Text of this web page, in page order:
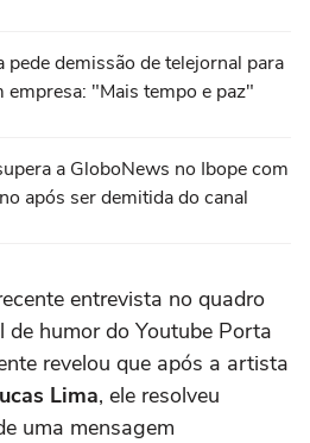
pede demissão de telejornal para
empresa: "Mais tempo e paz"
a GloboNews no Ibope com
após ser demitida do canal
entrevista no quadro
humor do Youtube Porta
revelou que após a artista
Lima, ele resolveu
uma mensagem